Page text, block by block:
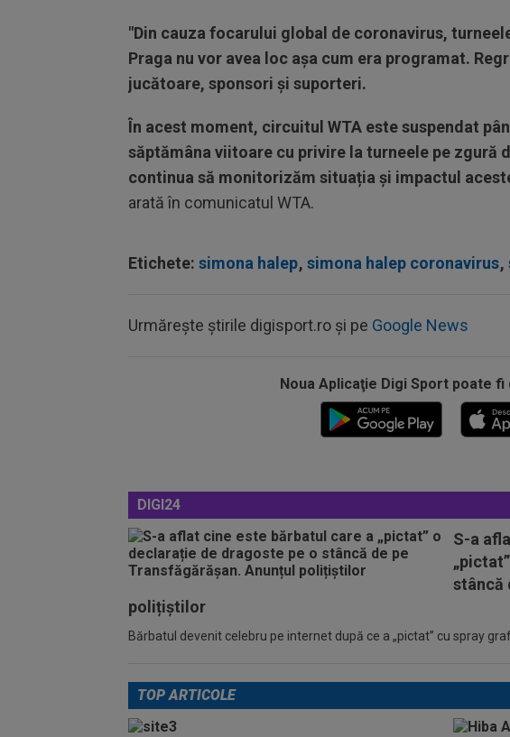
"Din cauza focarului global de coronavirus,
Praga nu vor avea loc așa cum era programat.
jucătoare, sponsori şi suporteri.
În acest moment, circuitul WTA este suspendat
săptămâna viitoare cu privire la turneele pe zgură
continua să monitorizăm situația și impactul
arată în comunicatul WTA.
Etichete: simona halep, simona halep coronavirus,
Urmărește știrile digisport.ro și pe Google News
Noua Aplicaţie Digi Sport poate
DIGI24
S-a
stâncă
polițiștilor
Bărbatul devenit celebru pe internet după ce a „pictat” cu spray
TOP ARTICOLE